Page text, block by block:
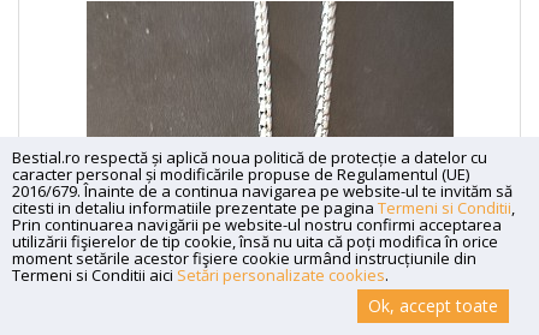
Bestial.ro respectă și aplică noua politică de protecție a datelor cu
caracter personal și modificările propuse de Regulamentul (UE)
2016/679. Înainte de a continua navigarea pe website-ul te invităm să
citesti in detaliu informatiile prezentate pe pagina Termeni si Conditii,
Prin continuarea navigării pe website-ul nostru confirmi acceptarea
utilizării fişierelor de tip cookie, însă nu uita că poți modifica în orice
moment setările acestor fişiere cookie urmând instrucțiunile din
Termeni si Conditii aici Setări personalizate cookies.
Ok, accept toate